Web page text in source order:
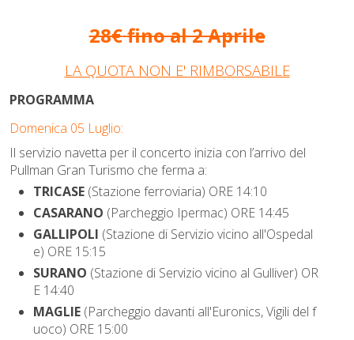
28€fino al 2 Aprile
LA QUOTA NON E' RIMBORSABILE
PROGRAMMA
Domenica 05 Luglio:
Il servizio navetta per il concerto inizia con l’arrivo del
Pullman Gran Turismo che ferma a:
TRICASE (Stazione ferroviaria) ORE 14:10
CASARANO (Parcheggio Ipermac) ORE 14:45
GALLIPOLI (Stazione di Servizio vicino all'Ospedal
e) ORE 15:15
SURANO (Stazione di Servizio vicino al Gulliver) OR
E 14:40
MAGLIE (Parcheggio davanti all'Euronics, Vigili del f
uoco) ORE 15:00